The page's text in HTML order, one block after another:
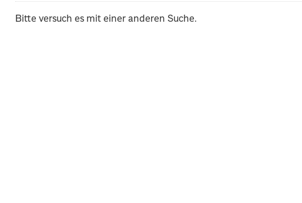
Bitte versuch es mit einer anderen Suche.